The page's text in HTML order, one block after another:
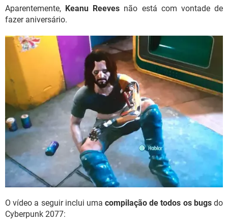
Aparentemente, Keanu Reeves não está com vontade de
fazer aniversário.
O vídeo a seguir inclui umacompilação de todos os bugsdo
Cyberpunk 2077: